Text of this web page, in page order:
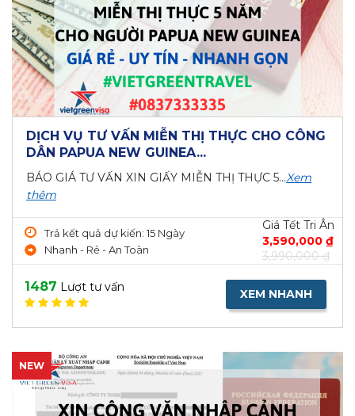
DỊCH VỤ TƯ VẤN MIỄN THỊ THỰC CHO CÔNG
DÂN PAPUA NEW GUINEA...
BÁO GIÁ TƯ VẤN XIN GIẤY MIỄN THỊ THỰC 5...Xem
thêm
Trả kết quả dự kiến: 15 Ngày
Nhanh - Rẻ - An Toàn
Giá Tết Tri Ân
3,590,000 ₫
3,990,000 ₫
1487 Lượt tư vấn XEM NHANH
NEW